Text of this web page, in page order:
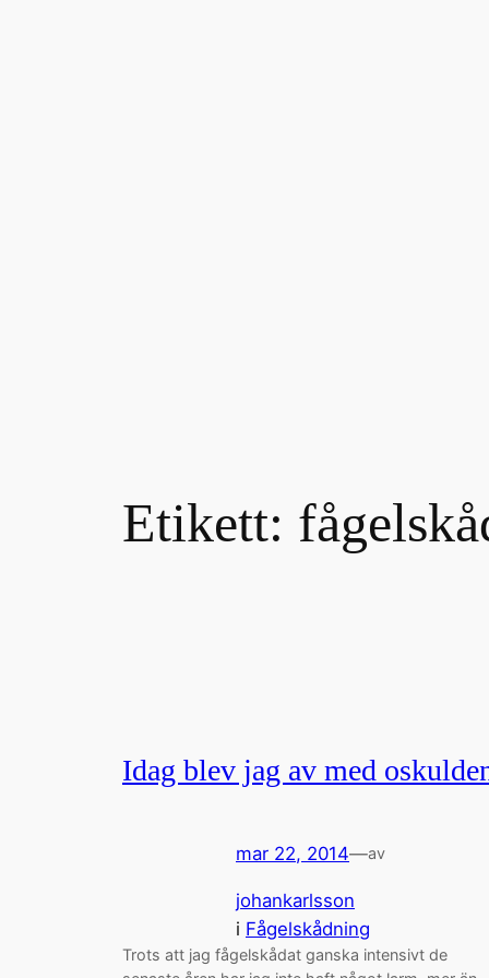
Etikett:
Idag blev jag av med
mar 22, 2014—av
johankarlsson
i Fågelskådning
Trots att jag fågelskådat ganska intensivt de